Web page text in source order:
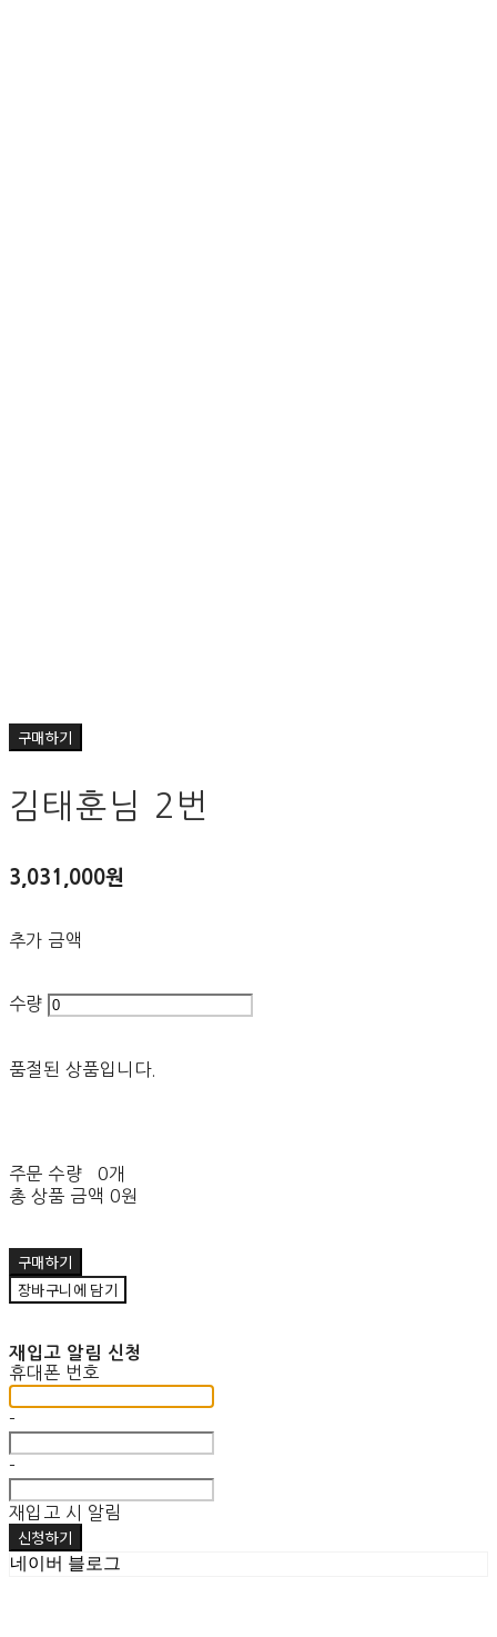
구매하기
김태훈님 2번
3,031,000원
추가 금액
수량
품절된 상품입니다.
주문 수량
0개
총 상품 금액 0원
구매하기
장바구니에 담기
재입고 알림 신청
휴대폰 번호
-
-
재입고 시 알림
신청하기
네이버 블로그